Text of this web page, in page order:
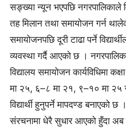
सङ्ख्या न्यून भएपछि नगरपालिकाले
तह मिलान तथा समायोजन गर्न
समायोजनपछि दूरी टाढा पर्ने
व्यवस्था गर्दै आएको छ ।
विद्यालय समायोजन कार्यविधिमा
मा २५, ६–८ मा २१, ९–१० मा २५
विद्यार्थी हुनुपर्ने मापदण्ड बनाएको छ
संरचनामा धेरै सुधार आएको हुँदा अब